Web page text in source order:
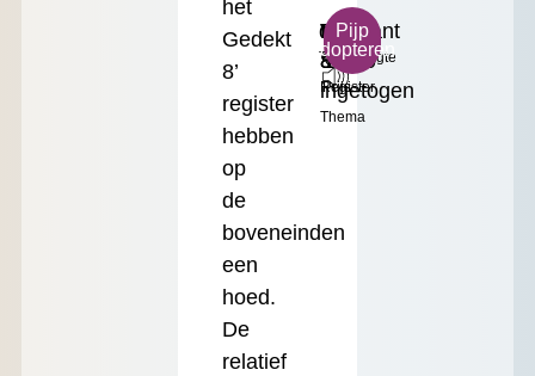
het
Gedekt
8’
register
hebben
op
de
boveneinden
een
hoed.
De
relatief
ds²
Toonhoogte
Warm
&
ingetogen
Thema
Prestant
8'
Register
Klein
Formaat
€
17.50
Prijs
Pijp
adopteren